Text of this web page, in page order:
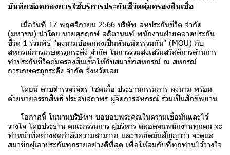
บันทึกข้อตกลงการใช้บริการประกันชีวิตคุ้มครองสินเชื่อ
เมื่อวันที่ 17 พฤศจิกายน 2566 บริษัท สหประกันชีวิต จำกัด
(มหาชน) นำโดย นายศุภฤกษ์ สถิตานนท์ พนักงานฝ่ายตลาดประกัน
ชีวิต 1 ร่วมพิธี "ลงนามข้อตกลงเป็นพันธมิตรร่วมกัน" (MOU) กับ
สหกรณ์การเกษตรภูกระดึง จำกัด ในการร่วมส่งเสริมสวัสดิการด้านการ
ทำประกันชีวิตคุ้มครองสินเชื่อให้กับสมาชิกสหกรณ์ ณ สหกรณ์
การเกษตรภูกระดึง จำกัด จังหวัดเลย
โดยมี ดาบตำรวจวิจิตร โชคเกื้อ ประธานกรรมการ ลงนาม พร้อม
ด้วยนายอรรถสิทธิ์ ประสบสถาพร ผู้จัดการสหกรณ์ ร่วมเป็นสักขีพยาน
โอกาสนี้ ในนามบริษัทฯ ขอขอบพระคุณในความเชื่อมั่นและไว้
วางใจ โดยประธาน คณะกรรมการ ผู้บริหาร ตลอดจนพนักงานทุกคน จะ
ทำหน้าที่อย่างสุดกำลังความสามารถ และขอยึดมั่นสัญญาว่า จะดูแล
สมาชิกผู้เอาประกันทุกรายอย่างดีที่สุด เพื่อให้สมกับที่ทุกท่านไว้วางใจ